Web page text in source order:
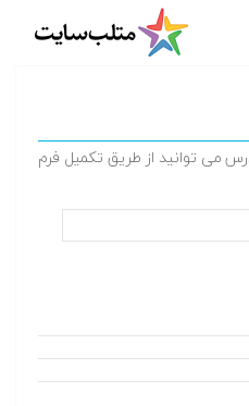
می توانید از طریق تکمیل فرم